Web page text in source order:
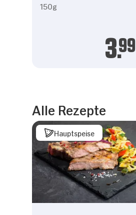
150g
3.99
Alle Rezepte
Hauptspeise